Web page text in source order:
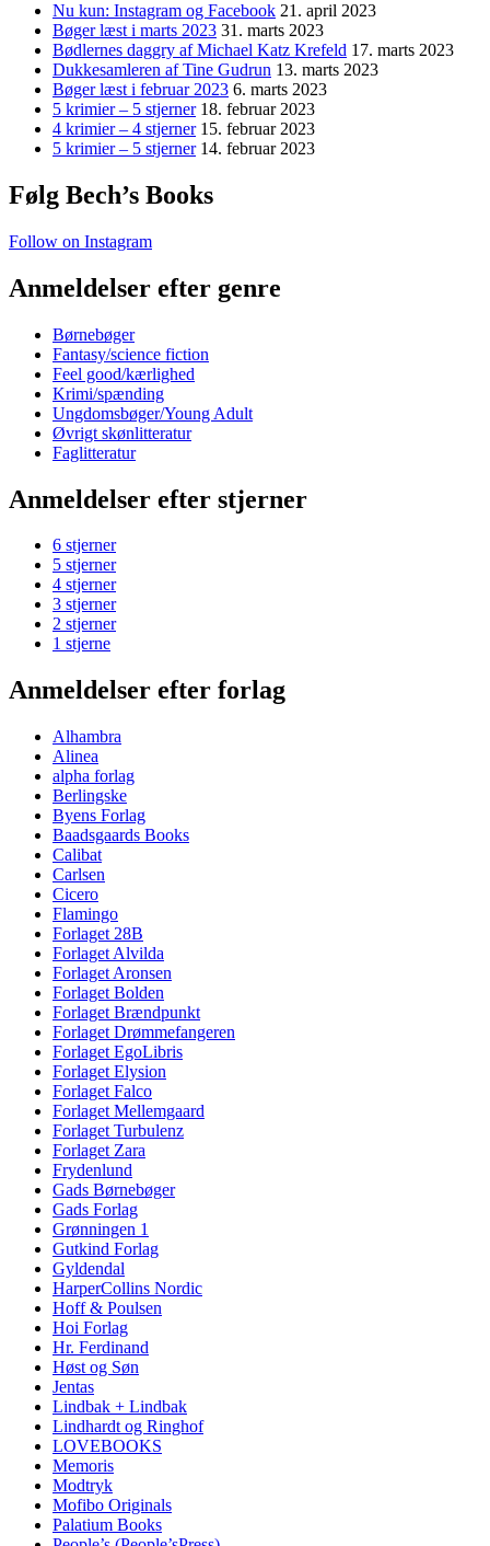
Nu kun: Instagram og Facebook 21. april 2023
Bøger læst i marts 2023 31. marts 2023
Bødlernes daggry af Michael Katz Krefeld 17. marts 2023
Dukkesamleren af Tine Gudrun 13. marts 2023
Bøger læst i februar 2023 6. marts 2023
5 krimier – 5 stjerner 18. februar 2023
4 krimier – 4 stjerner 15. februar 2023
5 krimier – 5 stjerner 14. februar 2023
Følg Bech’s Books
Follow on Instagram
Anmeldelser efter genre
Børnebøger
Fantasy/science fiction
Feel good/kærlighed
Krimi/spænding
Ungdomsbøger/Young Adult
Øvrigt skønlitteratur
Faglitteratur
Anmeldelser efter stjerner
6 stjerner
5 stjerner
4 stjerner
3 stjerner
2 stjerner
1 stjerne
Anmeldelser efter forlag
Alhambra
Alinea
alpha forlag
Berlingske
Byens Forlag
Baadsgaards Books
Calibat
Carlsen
Cicero
Flamingo
Forlaget 28B
Forlaget Alvilda
Forlaget Aronsen
Forlaget Bolden
Forlaget Brændpunkt
Forlaget Drømmefangeren
Forlaget EgoLibris
Forlaget Elysion
Forlaget Falco
Forlaget Mellemgaard
Forlaget Turbulenz
Forlaget Zara
Frydenlund
Gads Børnebøger
Gads Forlag
Grønningen 1
Gutkind Forlag
Gyldendal
HarperCollins Nordic
Hoff & Poulsen
Hoi Forlag
Hr. Ferdinand
Høst og Søn
Jentas
Lindbak + Lindbak
Lindhardt og Ringhof
LOVEBOOKS
Memoris
Modtryk
Mofibo Originals
Palatium Books